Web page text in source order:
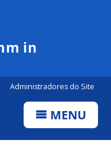
in
Administradores do Site
MENU